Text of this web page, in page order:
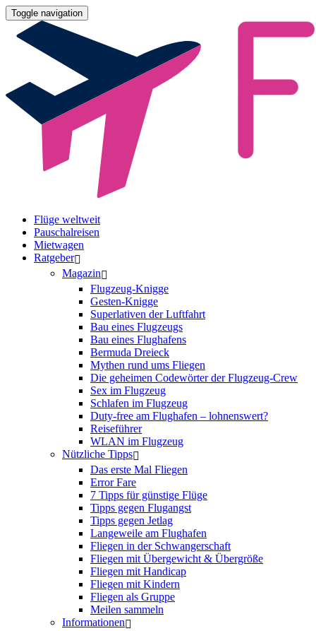
Toggle navigation
Flüge weltweit
Pauschalreisen
Mietwagen
Ratgeber
Magazin
Flugzeug-Knigge
Gesten-Knigge
Superlativen der Luftfahrt
Bau eines Flugzeugs
Bau eines Flughafens
Bermuda Dreieck
Mythen rund ums Fliegen
Die geheimen Codewörter der Flugzeug-Crew
Sex im Flugzeug
Schlafen im Flugzeug
Duty-free am Flughafen – lohnenswert?
Reiseführer
WLAN im Flugzeug
Nützliche Tipps
Das erste Mal Fliegen
Error Fare
7 Tipps für günstige Flüge
Tipps gegen Flugangst
Tipps gegen Jetlag
Langeweile am Flughafen
Fliegen in der Schwangerschaft
Fliegen mit Übergewicht & Übergröße
Fliegen mit Handicap
Fliegen mit Kindern
Fliegen als Gruppe
Meilen sammeln
Informationen